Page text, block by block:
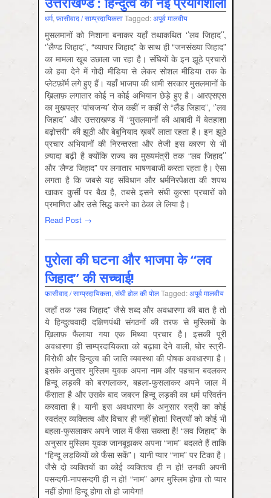
धर्म, फ़ासीवाद / साम्‍प्रदायिकताTagged:अपूर्व मालवीय
मुसलमानों को निशाना बनाकर यहाँ तथाकथित ‘’लव जिहाद’’,
‘’लैण्ड जिहाद”, “व्यापार जिहाद” के साथ ही “जनसंख्या जिहाद”
का मामला खूब उछाला जा रहा है। संघियों के इन झूठे प्रचारों
को हवा देने में गोदी मीडिया से लेकर सोशल मीडिया तक के
प्लेटफ़ॉर्म लगे हुए हैं। यहाँ भाजपा की धामी सरकार मुसलमानों के
ख़िलाफ़ लगातार कोई न कोई अभियान छेड़े हुए है। आरएसएस
का मुखपत्र ‘पांचजन्य’ रोज कहीं न कहीं से “लैंड जिहाद”, ‘’लव
जिहाद’’ और उत्तराखण्ड में “मुसलमानों की आबादी में बेतहाशा
बढ़ोत्तरी” की झूठी और बेबुनियाद ख़बरें लाता रहता है। इन झूठे
प्रचार अभियानों की निरन्तरता और तेजी इस कारण से भी
ज़्यादा बढ़ी है क्योंकि राज्य का मुख्यमंत्री तक “लव जिहाद’’
और ‘लैण्ड जिहाद” पर लगातार भाषणबाजी करता रहता है। ऐसा
लगता है कि जबसे यह संविधान और धर्मनिरपेक्षता की शपथ
खाकर कुर्सी पर बैठा है, तबसे इसने संघी कुत्सा प्रचारों को
प्रमाणित और उसे सिद्ध करने का ठेका ले लिया है।
Read Post →
पुरोला की घटना और भाजपा के “लव
जिहाद” की सच्चाई!
फ़ासीवाद / साम्‍प्रदायिकता, संघी ढोल की पोलTagged:अपूर्व मालवीय
जहाँ तक “लव जिहाद” जैसे शब्द और अवधारणा की बात है तो
ये हिन्दुत्ववादी दक्षिणपंथी संगठनों की तरफ से मुस्लिमों के
ख़िलाफ़ फैलाया गया एक मिथ्या प्रचार है। इसकी पूरी
अवधारणा ही साम्प्रदायिकता को बढ़ावा देने वाली, घोर स्त्री-
विरोधी और हिन्दुत्व की जाति व्यवस्था की पोषक अवधारणा है।
इसके अनुसार मुस्लिम युवक अपना नाम और पहचान बदलकर
हिन्दू लड़की को बरगलाकर, बहला-फुसलाकर अपने जाल में
फँसाता है और उसके बाद जबरन हिन्दू लड़की का धर्म परिवर्तन
करवाता है। यानी इस अवधारणा के अनुसार स्त्री का कोई
स्वतंत्र व्यक्तित्व और विचार ही नहीं होता! स्त्रियों को कोई भी
बहला-फुसलाकर अपने जाल में फँसा सकता है! “लव जिहाद” के
अनुसार मुस्लिम युवक जानबूझकर अपना “नाम” बदलते हैं ताकि
“हिन्दू लड़कियों को फँसा सकें”। यानी प्यार “नाम” पर टिका है।
जैसे दो व्यक्तियों का कोई व्यक्तित्व ही न हो! उनकी अपनी
पसन्दगी-नापसन्दगी ही न हो! “नाम” अगर मुस्लिम होगा तो प्यार
नहीं होगा! हिन्दू होगा तो हो जायेगा!